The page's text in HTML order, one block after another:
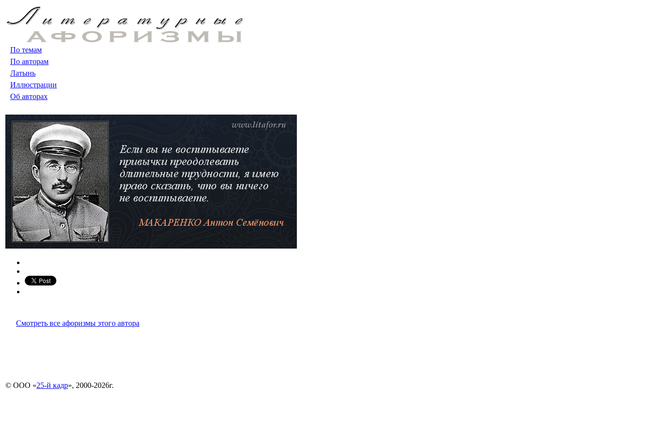
По темам
По авторам
Латынь
Иллюстрации
Об авторах
Смотреть все афоризмы этого автора
© ООО «25-й кадр», 2000-2026г.